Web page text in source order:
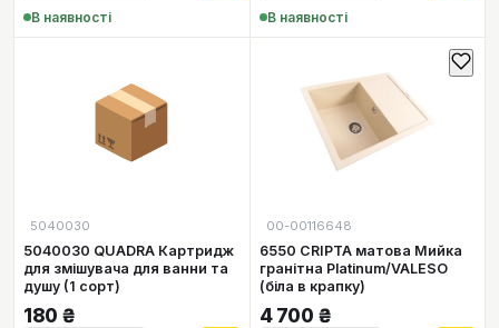
В наявності В наявності
📦
5040030
5040030 QUADRA Картридж
для змішувача для ванни та
душу (1 сорт)
180 ₴
00-00116648
6550 CRIPTA матова Мийка
гранітна Platinum/VALESO
(біла в крапку)
4 700 ₴